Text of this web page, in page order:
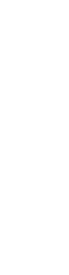
(za poplatek),
prostor s celkem
osvěžující nápoje.
lázeňská
jsou